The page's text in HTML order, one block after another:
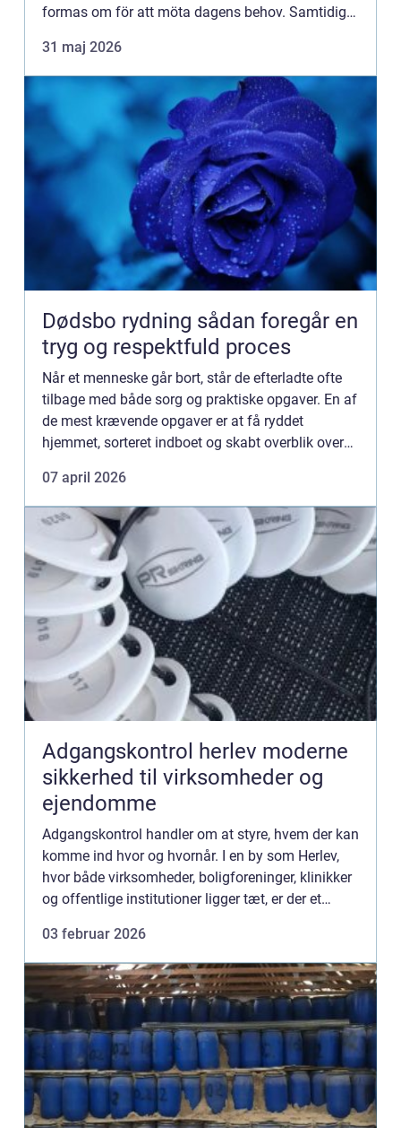
formas om för att möta dagens behov. Samtidigt
inom sam...
31 maj 2026
Dødsbo rydning sådan foregår en
tryg og respektfuld proces
Når et menneske går bort, står de efterladte ofte
tilbage med både sorg og praktiske opgaver. En af
de mest krævende opgaver er at få ryddet
hjemmet, sorteret indboet og skabt overblik over
dødsbo ryd...
07 april 2026
Adgangskontrol herlev moderne
sikkerhed til virksomheder og
ejendomme
Adgangskontrol handler om at styre, hvem der kan
komme ind hvor og hvornår. I en by som Herlev,
hvor både virksomheder, boligforeninger, klinikker
og offentlige institutioner ligger tæt, er der et
Mange...
03 februar 2026